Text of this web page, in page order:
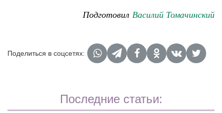
Подготовил Василий Томачинский
Поделиться в соцсетях:
Последние статьи: